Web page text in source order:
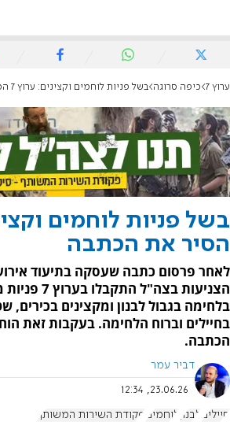
ערוץ 7 כיפה סרוגה בשל פניות לוחמים וקצינים: ערוץ 7 הסיר את הכתבה
הסיר את הכתבה
לאחר פרסום כתבה שעסקה בתיעוד
הצניעות
בלחימה בגבול לבנון ומקצינים בכירים,
בחיילים וברוח הלחימה. בעקבות זאת
הכתבה.
דביר עמר
23.06.26, 12:34
חיילים לבנון לוחמים פקודת השירות המשותף